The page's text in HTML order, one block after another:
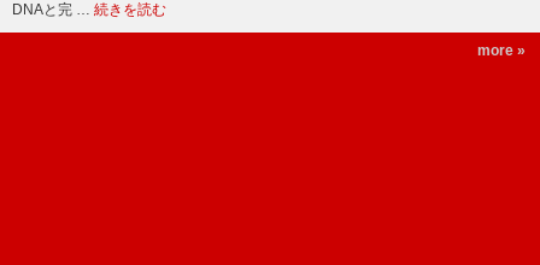
DNAと完 … 続きを読む
more »